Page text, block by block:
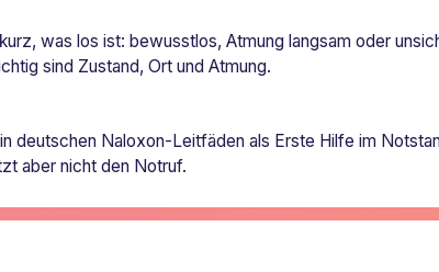
was los ist: bewusstlos, Atmung langsam oder
sind Zustand, Ort und Atmung.
deutschen Naloxon-Leitfäden als Erste Hilfe im
aber nicht den Notruf.